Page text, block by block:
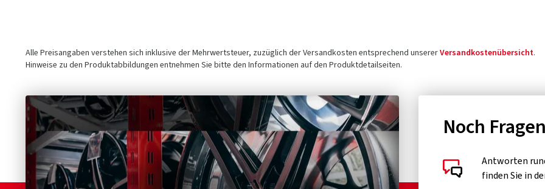
Alle Preisangaben verstehen sich inklusive der Mehrwertsteuer, zuzüglich der Versandkosten entsprechend unsererVersandkostenübersicht.
Hinweise zu den Produktabbildungen entnehmen Sie bitte den Informationen auf den Produktdetailseiten.
Noch
Antworten
finden Sie in